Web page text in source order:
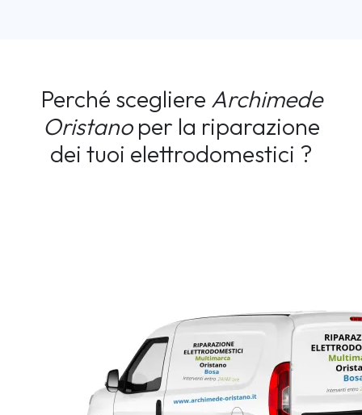
Perché scegliere Archimede
Oristanoper la riparazione
dei tuoi elettrodomestici ?